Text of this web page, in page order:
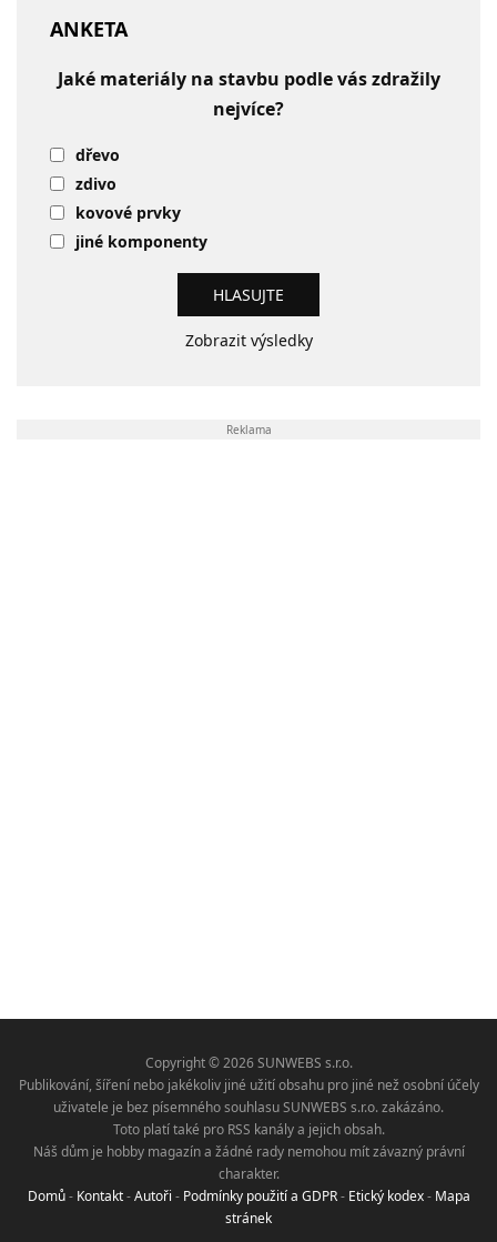
ANKETA
Jaké materiály na stavbu podle vás zdražily
nejvíce?
dřevo
zdivo
kovové prvky
jiné komponenty
Zobrazit výsledky
Reklama
Copyright © 2026 SUNWEBS s.r.o.
Publikování, šíření nebo jakékoliv jiné užití obsahu pro jiné než osobní účely
uživatele je bez písemného souhlasu SUNWEBS s.r.o. zakázáno.
Toto platí také pro RSS kanály a jejich obsah.
Náš dům je hobby magazín a žádné rady nemohou mít závazný právní
charakter.
Domů- Kontakt-Autoři - Podmínky použití a GDPR- Etický kodex- Mapa
stránek